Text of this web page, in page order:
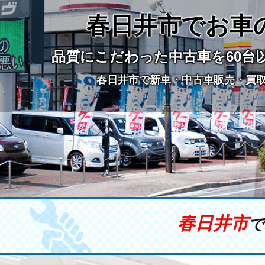
春日井市でお車
品質にこだわった中古車を60台
春日井市で新車・中古車販売・買
春日井市